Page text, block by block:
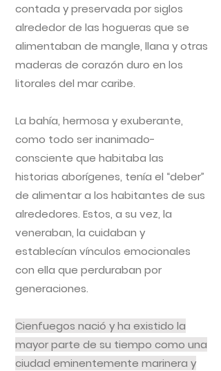
contada y preservada por siglos
alrededor de las hogueras que se
alimentaban de mangle, llana y otras
maderas de corazón duro en los
litorales del mar caribe.
La bahía, hermosa y exuberante,
como todo ser inanimado-
consciente que habitaba las
historias aborígenes, tenía el “deber”
de alimentar a los habitantes de sus
alrededores. Estos, a su vez, la
veneraban, la cuidaban y
establecían vínculos emocionales
con ella que perduraban por
generaciones.
Cienfuegos nació y ha existido la
mayor parte de su tiempo como una
ciudad eminentemente marinera y